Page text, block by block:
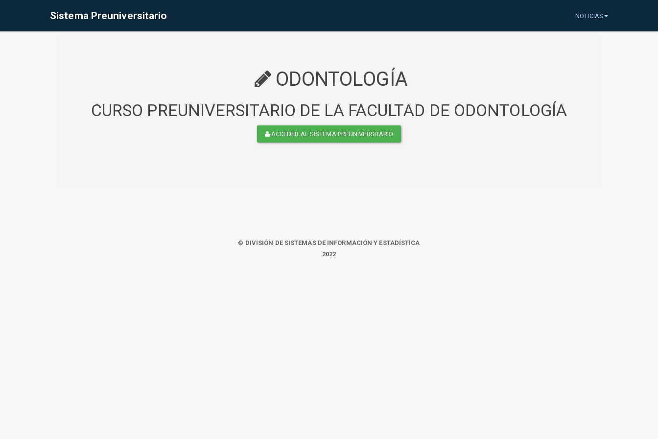
Sistema Preuniversitario NOTICIAS
ODONTOLOGÍA
CURSO PREUNIVERSITARIO DE LA FACULTAD DE ODONTOLOGÍA
ACCEDER AL SISTEMA PREUNIVERSITARIO
© DIVISIÓN DE SISTEMAS DE INFORMACIÓN Y ESTADÍSTICA
2022